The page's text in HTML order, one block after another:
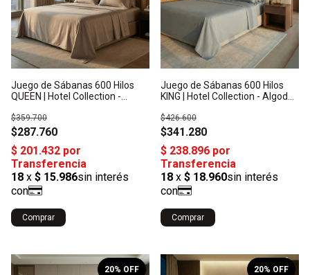
Juego de Sábanas 600 Hilos
QUEEN | Hotel Collection -
$287.760
$359.700
Comprar
Juego de Sábanas 600 Hilos
KING | Hotel Collection - Algodón
$341.280
$426.600
Comprar
/10
20% OFF /10
20% OFF